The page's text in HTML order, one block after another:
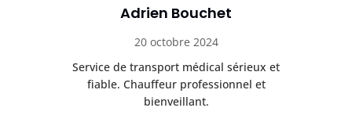
Adrien Bouchet
20 octobre 2024
Service de transport médical sérieux et
fiable. Chauffeur professionnel et
bienveillant.